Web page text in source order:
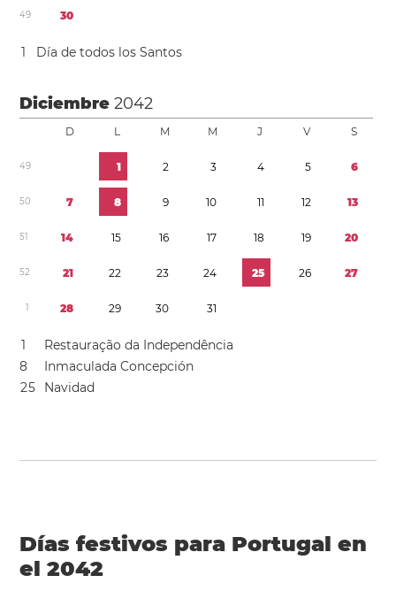
49 30
1 Día de todos los Santos
Diciembre2042
D L M M J V S
49 1 2 3 4 5 6
50 7 8 9 10 11 12 13
51 14 15 16 17 18 19 20
52 21 22 23 24 25 26 27
1 28 29 30 31
1
Restauração da Independência
8
Inmaculada Concepción
25 Navidad
Días festivos para Portugal en
el 2042